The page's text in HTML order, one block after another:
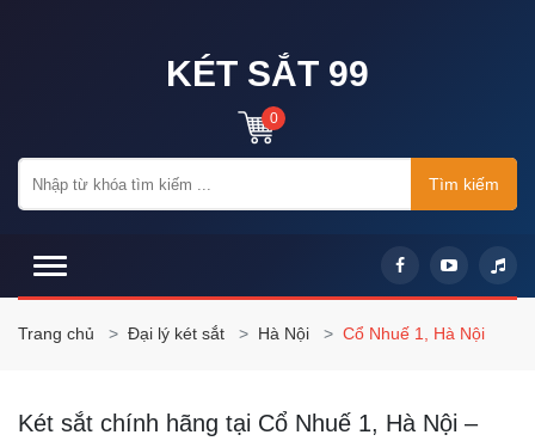
KÉT SẮT 99
0
Tìm kiếm
Trang chủ Đại lý két sắt Hà Nội Cổ Nhuế 1, Hà Nội
Két sắt chính hãng tại Cổ Nhuế 1, Hà Nội –